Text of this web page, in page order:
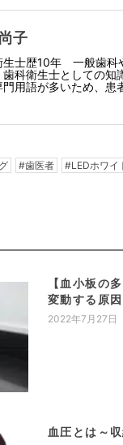
子
生士歴10年 一般歯科
歯科衛生士としての知
用語が多いため、患
#歯医者 #LEDホワイ
【血小板の
変動する原因
2022年7月27日
血圧とは～